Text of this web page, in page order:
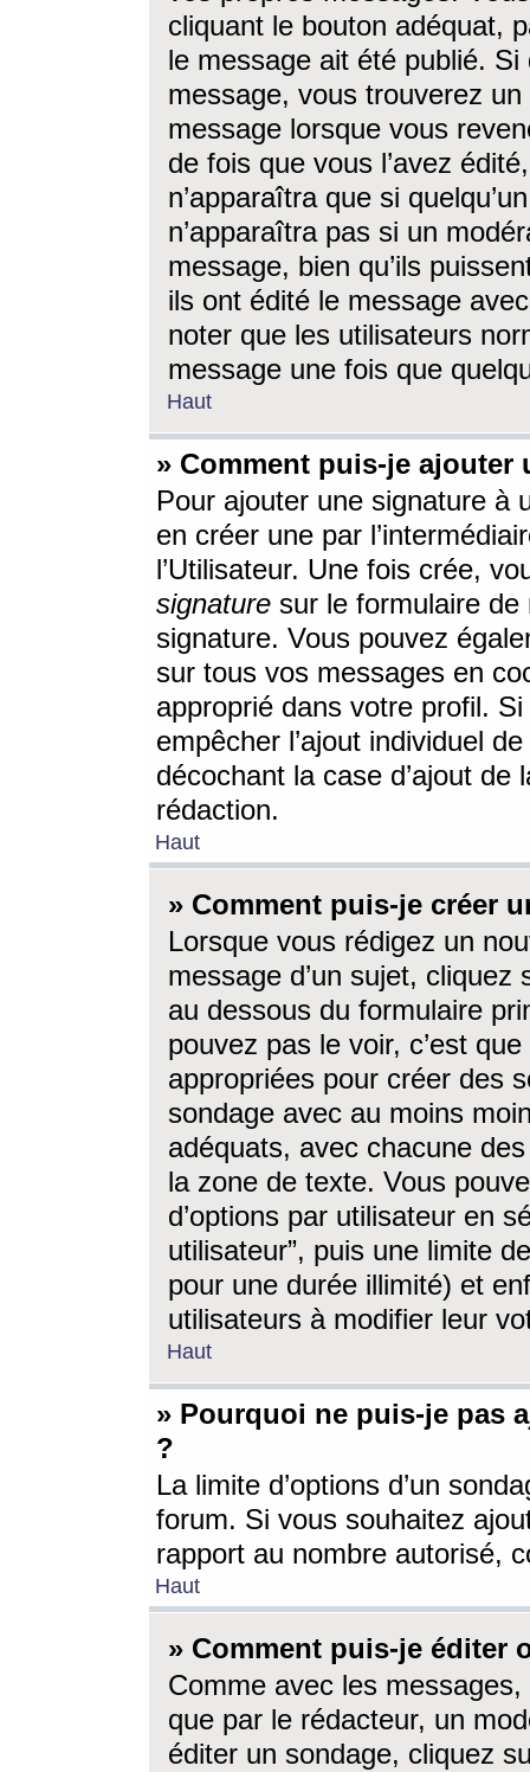
cliquant le bouton adéquat,
le message ait été publié. Si
message, vous trouverez
message lorsque vous
de fois que vous l’avez
n’apparaîtra que si
n’apparaîtra pas si un
message, bien qu’ils
ils ont édité le message
noter que les utilisateurs
message une fois que
Haut
» Comment puis-je ajouter
Pour ajouter une signature à
en créer une par
l’Utilisateur. Une fois crée,
signature sur le formulaire de
signature. Vous pouvez
sur tous vos messages en
approprié dans votre profil.
empêcher l’ajout individuel
décochant la case d’ajout
rédaction.
Haut
» Comment puis-je créer
Lorsque vous rédigez un
message d’un sujet, cliquez
au dessous du formulaire
pouvez pas le voir, c’est
appropriées pour créer des
sondage avec au moins
adéquats, avec chacune
la zone de texte. Vous
d’options par utilisateur en
utilisateur”, puis une limite
pour une durée illimité) et
utilisateurs à modifier leur
Haut
» Pourquoi ne puis-je pas
?
La limite d’options d’un
forum. Si vous souhaitez
rapport au nombre autorisé,
Haut
» Comment puis-je éditer
Comme avec les
que par le rédacteur, un
éditer un sondage, cliquez